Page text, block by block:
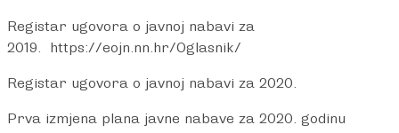
Registar ugovora o javnoj nabavi za
2019.
https://eojn.nn.hr/Oglasnik/
Registar ugovora o javnoj nabavi za 2020.
Prva izmjena plana javne nabave za 2020. godinu